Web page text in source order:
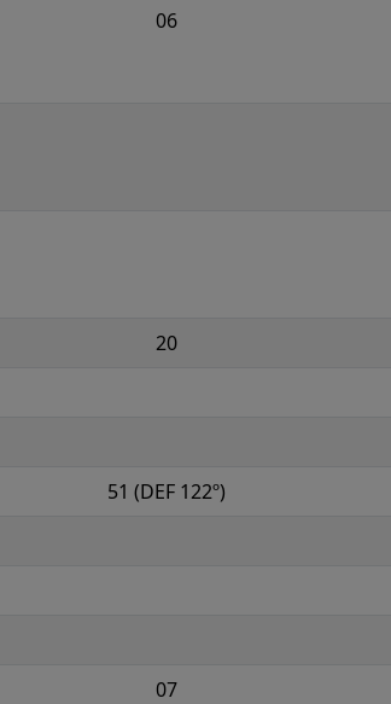
06
20
51 (DEF 122º)
07